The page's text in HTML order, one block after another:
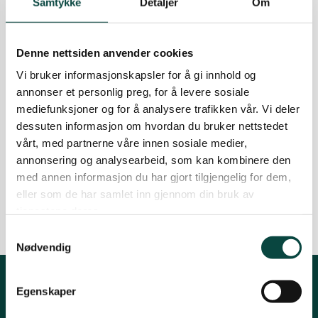
Denne nettsiden anvender cookies
Vi bruker informasjonskapsler for å gi innhold og
annonser et personlig preg, for å levere sosiale
mediefunksjoner og for å analysere trafikken vår. Vi deler
dessuten informasjon om hvordan du bruker nettstedet
vårt, med partnerne våre innen sosiale medier,
annonsering og analysearbeid, som kan kombinere den
med annen informasjon du har gjort tilgjengelig for dem,
eller som de har samlet inn gjennom din bruk av
Nødvendig
Egenskaper
Ørsta og Volda
Rauma
Tingvoll
bruk.
arealbruk
Fiskeoppdrett
oppdrett
Utslipp
26.06.2026
N
Naturvernforbundet ber om at
Tingvoll kommune avslår ein
søknad om oppdrett på Håberget
Fråsegn til Tingvoll kommune.
oppdrett 13.03.2010
Kontakt fylkeslaget